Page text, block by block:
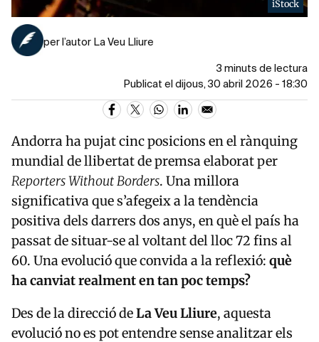
iStock
per l’autor La Veu Lliure
3 minuts de lectura
Publicat el dijous, 30 abril 2026 - 18:30
Andorra ha pujat cinc posicions en el rànquing
mundial de llibertat de premsa elaborat per
Reporters Without Borders. Una millora
significativa que s’afegeix a la tendència
positiva dels darrers dos anys, en què el país ha
passat de situar-se al voltant del lloc 72 fins al
60. Una evolució que convida a la reflexió: què
ha canviat realment en tan poc temps?
Des de la direcció deLa Veu Lliure, aquesta
evolució no es pot entendre sense analitzar els